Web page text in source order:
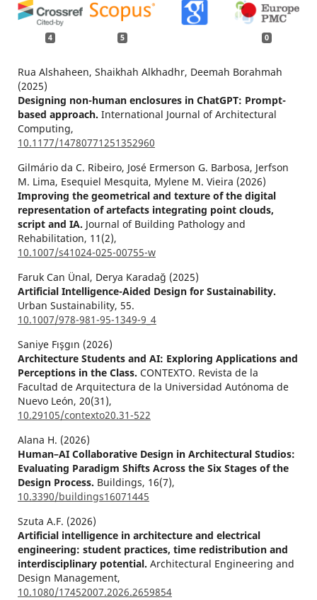
4 5 0
Rua Alshaheen, Shaikhah Alkhadhr, Deemah Borahmah
(2025)
Designing non-human enclosures in ChatGPT: Prompt-
based approach. International Journal of Architectural
Computing,
10.1177/14780771251352960
Gilmário da C. Ribeiro, José Ermerson G. Barbosa, Jerfson
M. Lima, Esequiel Mesquita, Mylene M. Vieira (2026)
Improving the geometrical and texture of the digital
representation of artefacts integrating point clouds,
script and IA. Journal of Building Pathology and
Rehabilitation, 11 (2),
10.1007/s41024-025-00755-w
Faruk Can Ünal, Derya Karadağ (2025)
Artificial Intelligence-Aided Design for Sustainability.
Urban Sustainability, 55.
10.1007/978-981-95-1349-9_4
Saniye Fışgın (2026)
Architecture Students and AI: Exploring Applications and
Perceptions in the Class. CONTEXTO. Revista de la
Facultad de Arquitectura de la Universidad Autónoma de
Nuevo León, 20(31),
10.29105/contexto20.31-522
Alana H. (2026)
Human–AI Collaborative Design in Architectural Studios:
Evaluating Paradigm Shifts Across the Six Stages of the
Design Process. Buildings, 16(7),
10.3390/buildings16071445
Szuta A.F. (2026)
Artificial intelligence in architecture and electrical
engineering: student practices, time redistribution and
interdisciplinary potential. Architectural Engineering and
Design Management,
10.1080/17452007.2026.2659854